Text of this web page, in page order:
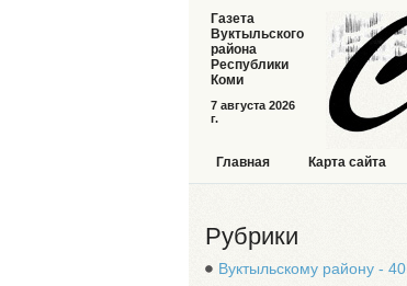
7 августа 2026
г.
Газета
Вуктыльского
района
Республики
Коми
Главная Карта сайта
Рубрики
Вуктыльскому району - 40